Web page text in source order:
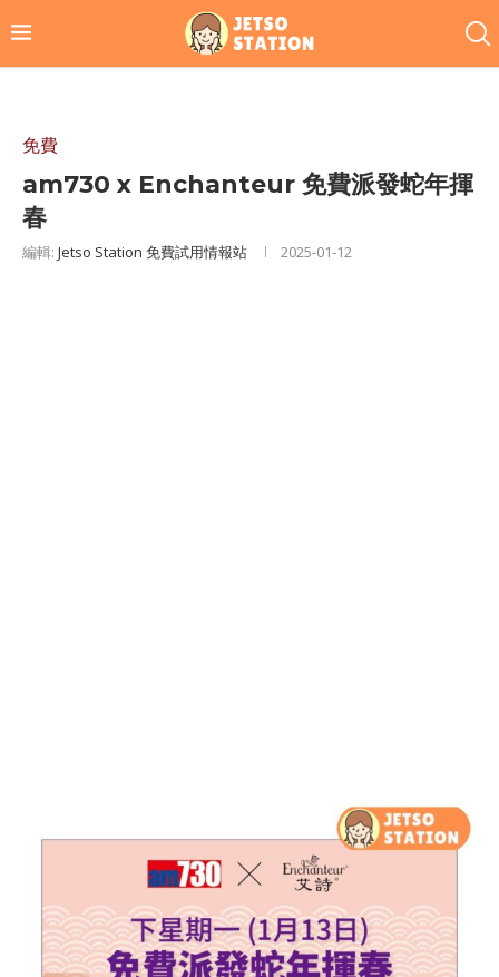
免費
am730 x Enchanteur 免費派發蛇年揮
春
編輯: Jetso Station 免費試用情報站 2025-01-12